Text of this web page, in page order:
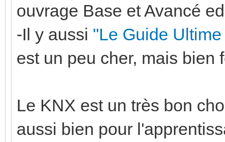
ouvrage Base et Avancé
-Il y aussi "Le Guide
est un peu cher, mais bien
Le KNX est un très bon
aussi bien pour